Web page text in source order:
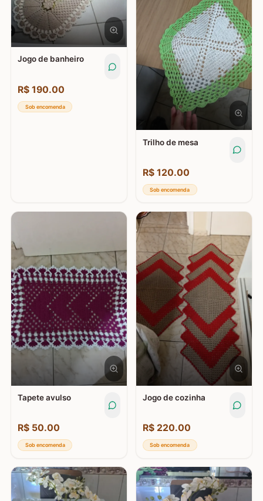
Jogo de banheiro
R$190.00
Sob encomenda
Trilho de mesa
R$ 120.00
Sob encomenda
Tapete avulso
R$ 50.00
Sob encomenda
Jogo de cozinha
R$ 220.00
Sob encomenda